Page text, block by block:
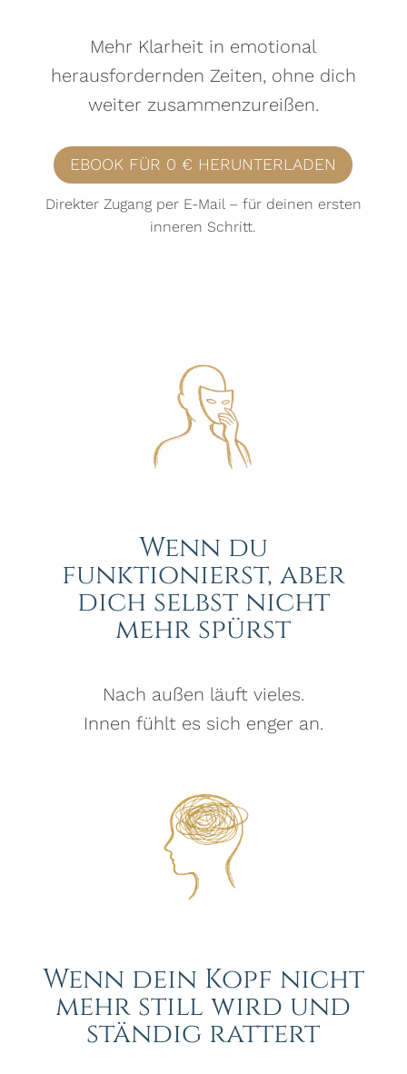
Mehr Klarheit in emotional
herausfordernden Zeiten, ohne dich
weiter zusammenzureißen.
EBOOK FÜR 0 € HERUNTERLADEN
Direkter Zugang per E-Mail – für deinen ersten
inneren Schritt.
Wenn du
funktionierst, aber
dich selbst nicht
mehr spürst
Nach außen läuft vieles.
Innen fühlt es sich enger an.
Wenn dein Kopf nicht
mehr still wird und
ständig rattert